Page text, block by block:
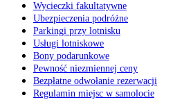
Wycieczki fakultatywne
Ubezpieczenia podróżne
Parkingi przy lotnisku
Usługi lotniskowe
Bony podarunkowe
Pewność niezmiennej ceny
Bezpłatne odwołanie rezerwacji
Regulamin miejsc w samolocie